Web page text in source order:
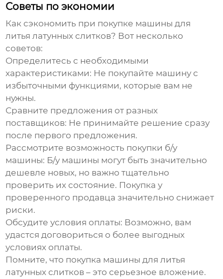
Советы по экономии
Как сэкономить при покупке машины для
литья латунных слитков? Вот несколько
советов:
Определитесь с необходимыми
характеристиками: Не покупайте машину с
избыточными функциями, которые вам не
нужны.
Сравните предложения от разных
поставщиков: Не принимайте решение сразу
после первого предложения.
Рассмотрите возможность покупки б/у
машины: Б/у машины могут быть значительно
дешевле новых, но важно тщательно
проверить их состояние. Покупка у
проверенного продавца значительно снижает
риски.
Обсудите условия оплаты: Возможно, вам
удастся договориться о более выгодных
условиях оплаты.
Помните, что покупка машины для литья
латунных слитков – это серьезное вложение.